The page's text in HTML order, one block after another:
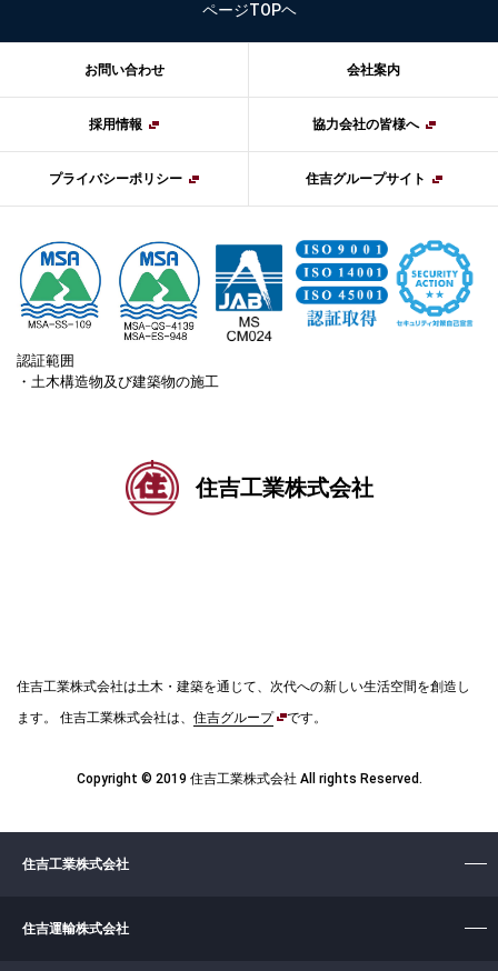
ページTOPヘ
お問い合わせ 会社案内
採用情報 協力会社の皆様へ
プライバシーポリシー 住吉グループサイト
認証範囲
・土木構造物及び建築物の施工
住吉工業株式会社
住吉工業株式会社は土木・建築を通じて、次代への新しい生活空間を創造し
ます。
住吉工業株式会社は、 住吉グループです。
Copyright © 2019 住吉工業株式会社 All rights Reserved.
住吉工業株式会社
住吉運輸株式会社